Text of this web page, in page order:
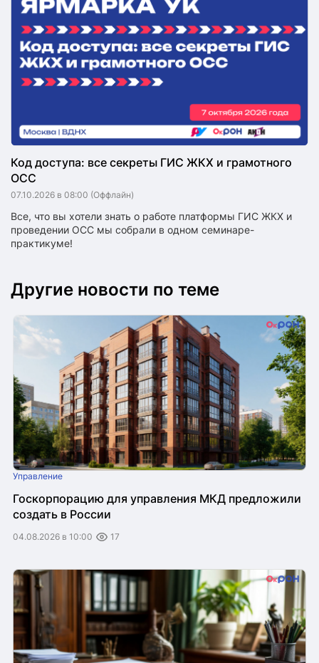
Код доступа: все секреты ГИС ЖКХ и грамотного
ОСС
07.10.2026 в 08:00 (Оффлайн)
Все, что вы хотели знать о работе платформы ГИС ЖКХ и
проведении ОСС мы собрали в одном семинаре-
практикуме!
Другие новости по теме
Управление
Госкорпорацию для управления МКД предложили
создать в России
04.08.2026 в 10:00 17